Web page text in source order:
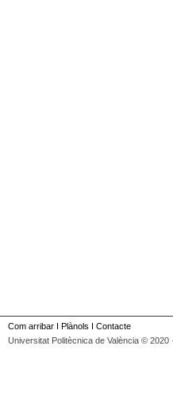
Com arribar I Plànols I Contacte
Universitat Politècnica de València © 2020